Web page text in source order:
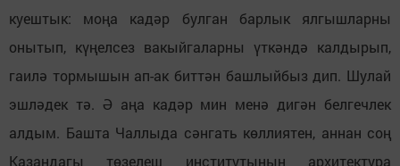
куештык: моңа кадәр булган барлык ялгышларны
онытып, күңелсез вакыйгаларны үткәндә калдырып,
гаилә тормышын ап-ак биттән башлыйбыз дип. Шулай
эшләдек тә. Ә аңа кадәр мин менә дигән белгечлек
алдым. Башта Чаллыда сәнгать көллиятен, аннан соң
Казандагы төзелеш институтының архитектура